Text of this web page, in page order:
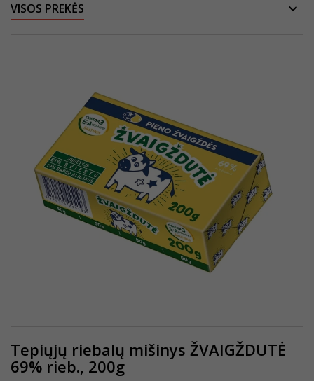
VISOS PREKĖS
Tepiųjų riebalų mišinys ŽVAIGŽDUTĖ
69% rieb., 200g